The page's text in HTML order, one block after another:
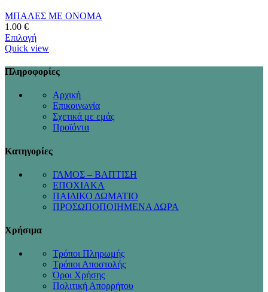
ΜΠΑΛΕΣ ΜΕ ΟΝΟΜΑ
1.00 €
Επιλογή
Quick view
Πληροφορίες
Αρχική
Επικοινωνία
Σχετικά με εμάς
Προϊόντα
Κατηγορίες
ΓΑΜΟΣ – ΒΑΠΤΙΣΗ
ΕΠΟΧΙΑΚΑ
ΠΑΙΔΙΚΟ ΔΩΜΑΤΙΟ
ΠΡΟΣΩΠΟΠΟΙΗΜΕΝΑ ΔΩΡΑ
Χρήσιμα
Τρόποι Πληρωμής
Τρόποι Αποστολής
Όροι Χρήσης
Πολιτική Απορρήτου